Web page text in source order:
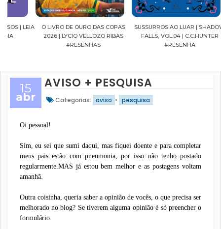
O LIVRO DE OURO DAS COPAS
2026 | LYCIO VELLOZO RIBAS
#RESENHAS
SUSSURROS AO LUAR | SHADOW
FALLS, VOL.04 | C.C.HUNTER
#RESENHA
15
abr
AVISO + PESQUISA
Categorias: aviso • pesquisa
Oi pessoal!
Sim, eu sei que sumi daqui, mas fiquei doente e para completar
meus pais estão com pneumonia, por isso não tenho postado
regularmente.MAS já estou bem melhor e as postagens voltam
amanhã.
Outra coisinha, queria saber a opinião de vocês, o que precisa ser
melhorado no blog? Se tiverem alguma opinião é só preencher o
formulário.